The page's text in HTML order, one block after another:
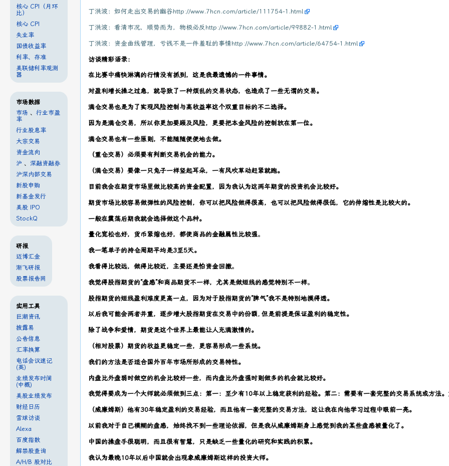
丁洪波：如何走出交易的幽谷http://www.7hcn.com/article/111754-1.html
丁洪波：看清市况，顺势而为，物极必反http://www.7hcn.com/article/99882-1.html
丁洪波：资金曲线管理，亏钱不是一件羞耻的事情http://www.7hcn.com/article/64754-1.html
访谈精彩语录：
在比赛中痛快淋漓的行情没有抓到，这是我最遗憾的一件事情。
对盈利增长操之过急，就导致了一种烦乱的交易状态，也造成了一些无谓的交易。
满仓交易也是为了实现风险控制与高收益率这个双重目标的不二选择。
因为是满仓交易，所以你更加要顾及风险，更要把本金风险的控制放在第一位。
满仓交易也有一些原则，不能随随便便地去做。
（重仓交易）必须要有判断交易机会的能力。
（满仓交易）要像一只兔子一样竖起耳朵，一有风吹草动赶紧就跑。
目前我会在期货市场里做比较高的资金配置，因为我认为这两年期货的投资机会比较好。
期货市场比较容易做弹性的风险控制，你可以把风险做得很高，也可以把风险做得很低，它的伸缩性是比较大的。
一般在震荡后期我就会选择做这个品种。
量化宽松也好，货币紧缩也好，都使商品的金融属性比较强。
我一笔单子的持仓周期平均是3至5天。
我看得比较远，做得比较近，主要还是怕资金回撤。
我觉得股指期货的“盘感”和商品期货不一样，尤其是做短线的感觉特别不一样。
股指期货的短线盈利难度更高一点，因为对于股指期货的“脾气”我不是特别地摸得透。
以后我可能会两者并重，逐步增大股指期货在交易中的份额, 但是前提是保证盈利的稳定性。
除了战争和爱情，期货是这个世界上最能让人充满激情的。
（相对股票）期货的收益更稳定一些，更容易形成一些系统。
我们的方法是否适合国外百年市场所形成的交易特性。
内盘比外盘弱时做空的机会比较好一些，而内盘比外盘强时则做多的机会就比较好。
我觉得要成为一个大师就必须做到三点：第一：至少有10年以上稳定获利的经验。第二：需要有一套完整的交易系统或方法
（威廉姆斯）他有30年稳定盈利的交易经验，而且他有一套完整的交易方法，这让我在向他学习过程中眼前一亮。
以前我对于自己模糊的盘感，始终找不到一些理论依据，但是我从威廉姆斯身上感觉到我的某些盘感被量化了。
中国的操盘手很聪明，而且很有智慧，只是缺乏一些量化的研究和实践的积累。
我认为最晚10年以后中国就会出现象威廉姆斯这样的投资大师。
核心 CPI（月环
比）
核心 CPI
失业率
国债收益率
利率、存准
美联储利率观测
器
市场数据
市场 、 行业市盈
率
行业股息率
大宗交易
资金流向
沪 、 深融资融券
沪深内部交易
新股申购
新基金发行
美股 IPO
StockQ
研报
迈博汇金
渐飞研报
股票报告网
实用工具
巨潮资讯
披露易
公告信息
汇率换算
电话会议速记
(英)
业绩发布时间
(中概)
美股业绩发布
财经日历
雪球访谈
Alexa
百度指数
解禁股查询
A/H/B 股对比